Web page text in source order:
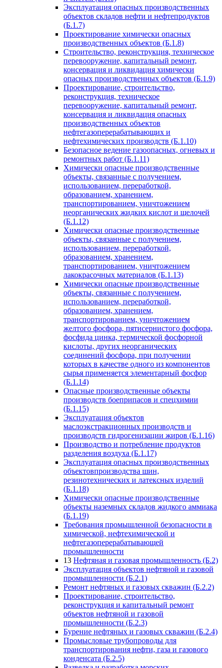
Эксплуатация опасных производственных
объектов складов нефти и нефтепродуктов
(Б.1.7)
Проектирование химически опасных
производственных объектов (Б.1.8)
Строительство, реконструкция, техническое
перевооружение, капитальный ремонт,
консервация и ликвидация химически
опасных производственных объектов (Б.1.9)
Проектирование, строительство,
реконструкция, техническое
перевооружение, капитальный ремонт,
консервация и ликвидация опасных
производственных объектов
нефтегазоперерабатывающих и
нефтехимических производств (Б.1.10)
Безопасное ведение газоопасных, огневых и
ремонтных работ (Б.1.11)
Химически опасные производственные
объекты, связанные с получением,
использованием, переработкой,
образованием, хранением,
транспортированием, уничтожением
неорганических жидких кислот и щелочей
(Б.1.12)
Химически опасные производственные
объекты, связанные с получением,
использованием, переработкой,
образованием, хранением,
транспортированием, уничтожением
лакокрасочных материалов (Б.1.13)
Химически опасные производственные
объекты, связанные с получением,
использованием, переработкой,
образованием, хранением,
транспортированием, уничтожением
желтого фосфора, пятисернистого фосфора,
фосфида цинка, термической фосфорной
кислоты, других неорганических
соединений фосфора, при получении
которых в качестве одного из компонентов
сырья применяется элементарный фосфор
(Б.1.14)
Опасные производственные объекты
производств боеприпасов и спецхимии
(Б.1.15)
Эксплуатация объектов
маслоэкстракционных производств и
производств гидрогенизации жиров (Б.1.16)
Производство и потребление продуктов
разделения воздуха (Б.1.17)
Эксплуатация опасных производственных
объектовпроизводства шин,
резинотехнических и латексных изделий
(Б.1.18)
Химически опасные производственные
объекты наземных складов жидкого аммиака
(Б.1.19)
Требования промышленной безопасности в
химической, нефтехимической и
нефтегазоперерабатывающей
промышленности
13 Нефтяная и газовая промышленность (Б.2)
Эксплуатация объектов нефтяной и газовой
промышленности (Б.2.1)
Ремонт нефтяных и газовых скважин (Б.2.2)
Проектирование, строительство,
реконструкция и капитальный ремонт
объектов нефтяной и газовой
промышленности (Б.2.3)
Бурение нефтяных и газовых скважин (Б.2.4)
Промысловые трубопроводы для
транспортирования нефти, газа и газового
конденсата (Б.2.5)